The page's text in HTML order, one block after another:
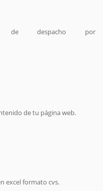
de despacho por
de tu página web.
excel formato cvs.